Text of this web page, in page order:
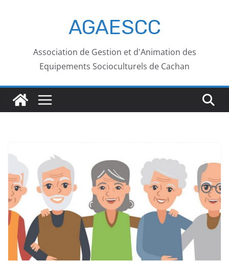
AGAESCC
Association de Gestion et d'Animation des
Equipements Socioculturels de Cachan